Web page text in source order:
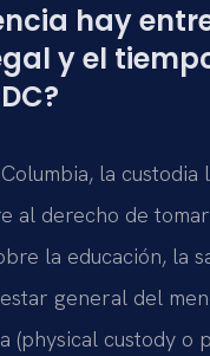
hay
y el
la custodia
al derecho de
la educación, la
general del
(physical custody o